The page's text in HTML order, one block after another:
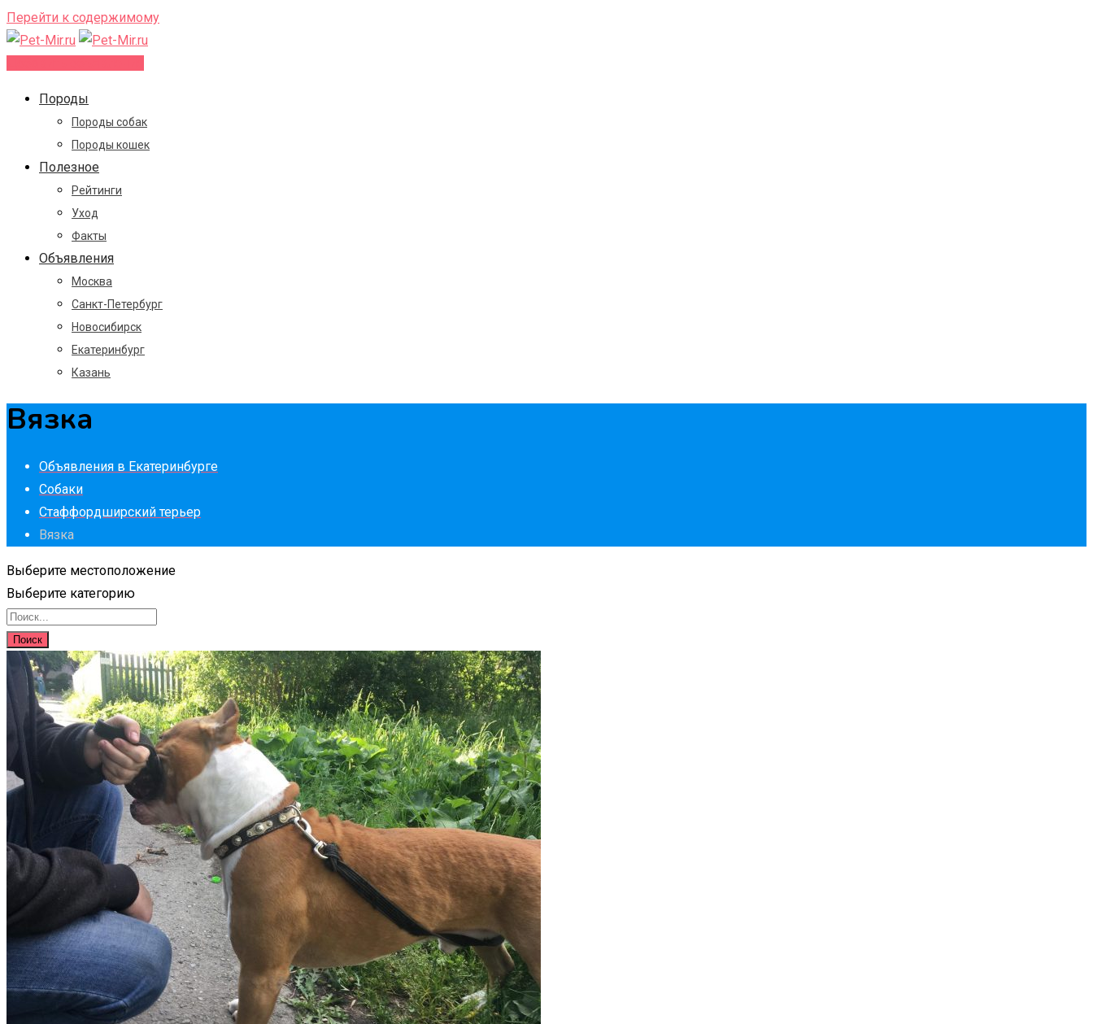
Перейти к содержимому
Породы
Породы собак
Породы кошек
Полезное
Рейтинги
Уход
Факты
Объявления
Москва
Санкт-Петербург
Новосибирск
Екатеринбург
Казань
Вязка
Объявления в Екатеринбурге
Собаки
Стаффордширский терьер
Вязка
Выберите местоположение
Выберите категорию
Поиск